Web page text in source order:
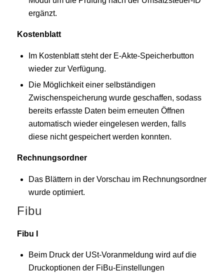
ergänzt.
Kostenblatt
Im Kostenblatt steht der E-Akte-Speicherbutton
wieder zur Verfügung.
Die Möglichkeit einer selbständigen
Zwischenspeicherung wurde geschaffen, sodass
bereits erfasste Daten beim erneuten Öffnen
automatisch wieder eingelesen werden, falls
diese nicht gespeichert werden konnten.
Rechnungsordner
Das Blättern in der Vorschau im Rechnungsordner
wurde optimiert.
Fibu
Fibu I
Beim Druck der USt-Voranmeldung wird auf die
Druckoptionen der FiBu-Einstellungen